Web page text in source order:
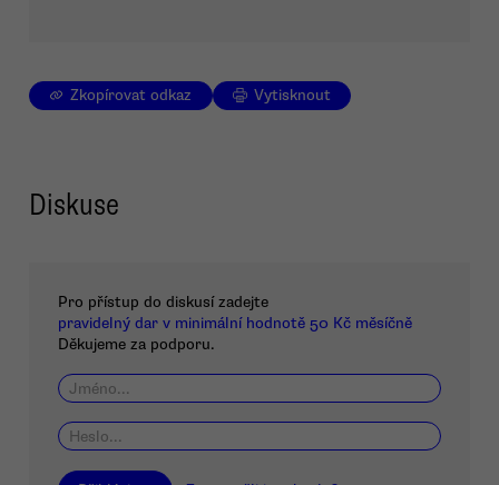
Zkopírovat odkaz Vytisknout
Diskuse
Pro přístup do diskusí zadejte
pravidelný dar v minimální hodnotě 50 Kč měsíčně
Děkujeme za podporu.